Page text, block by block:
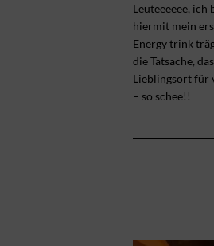
Leuteeeeee,
hiermit mein
Energy trink
die Tatsache,
Lieblingsort für
– so schee!!